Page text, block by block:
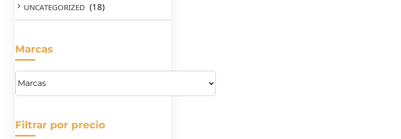
UNCATEGORIZED (18)
Marcas
Filtrar por precio